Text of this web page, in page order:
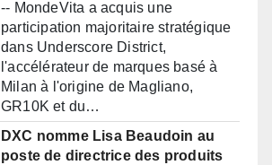
-- MondeVita a acquis une
participation majoritaire stratégique
dans Underscore District,
l'accélérateur de marques basé à
Milan à l'origine de Magliano,
GR10K et du…
DXC nomme Lisa Beaudoin au
poste de directrice des produits